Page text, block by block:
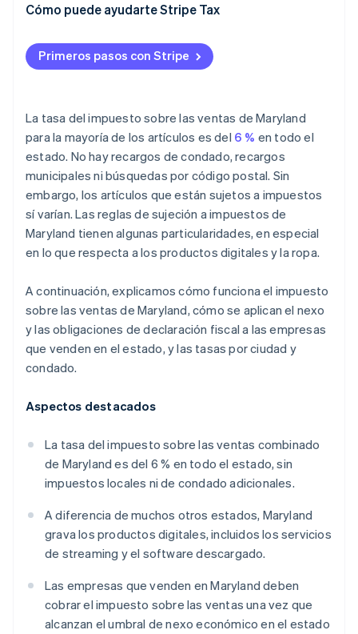
Cómo puede ayudarte Stripe Tax
Primeros pasos con Stripe
La tasa del impuesto sobre las ventas de Maryland
para la mayoría de los artículos es del 6 % en todo el
estado. No hay recargos de condado, recargos
municipales ni búsquedas por código postal. Sin
embargo, los artículos que están sujetos a impuestos
sí varían. Las reglas de sujeción a impuestos de
Maryland tienen algunas particularidades, en especial
en lo que respecta a los productos digitales y la ropa.
A continuación, explicamos cómo funciona el impuesto
sobre las ventas de Maryland, cómo se aplican el nexo
y las obligaciones de declaración fiscal a las empresas
que venden en el estado, y las tasas por ciudad y
condado.
Aspectos destacados
La tasa del impuesto sobre las ventas combinado
de Maryland es del 6 % en todo el estado, sin
impuestos locales ni de condado adicionales.
A diferencia de muchos otros estados, Maryland
grava los productos digitales, incluidos los servicios
de streaming y el software descargado.
Las empresas que venden en Maryland deben
cobrar el impuesto sobre las ventas una vez que
alcanzan el umbral de nexo económico en el estado